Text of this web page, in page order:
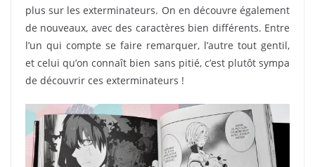
plus sur les exterminateurs. On en découvre également
de nouveaux, avec des caractères bien différents. Entre
l’un qui compte se faire remarquer, l’autre tout gentil,
et celui qu’on connaît bien sans pitié, c’est plutôt sympa
de découvrir ces exterminateurs !